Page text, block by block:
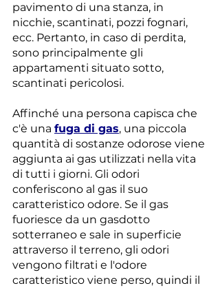
pavimento di una stanza, in
nicchie, scantinati, pozzi fognari,
ecc. Pertanto, in caso di perdita,
sono principalmente gli
appartamenti situato sotto,
scantinati pericolosi.
Affinché una persona capisca che
c'è una fuga di gas, una piccola
quantità di sostanze odorose viene
aggiunta ai gas utilizzati nella vita
di tutti i giorni. Gli odori
conferiscono al gas il suo
caratteristico odore. Se il gas
fuoriesce da un gasdotto
sotterraneo e sale in superficie
attraverso il terreno, gli odori
vengono filtrati e l'odore
caratteristico viene perso, quindi il